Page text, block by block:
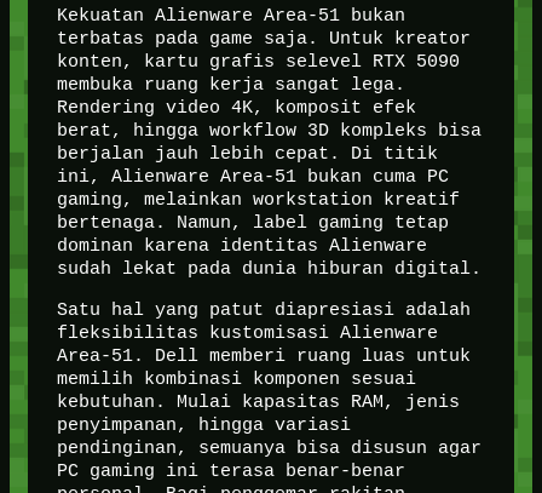
Kekuatan Alienware Area-51 bukan
terbatas pada game saja. Untuk kreator
konten, kartu grafis selevel RTX 5090
membuka ruang kerja sangat lega.
Rendering video 4K, komposit efek
berat, hingga workflow 3D kompleks bisa
berjalan jauh lebih cepat. Di titik
ini, Alienware Area-51 bukan cuma PC
gaming, melainkan workstation kreatif
bertenaga. Namun, label gaming tetap
dominan karena identitas Alienware
sudah lekat pada dunia hiburan digital.
Satu hal yang patut diapresiasi adalah
fleksibilitas kustomisasi Alienware
Area-51. Dell memberi ruang luas untuk
memilih kombinasi komponen sesuai
kebutuhan. Mulai kapasitas RAM, jenis
penyimpanan, hingga variasi
pendinginan, semuanya bisa disusun agar
PC gaming ini terasa benar-benar